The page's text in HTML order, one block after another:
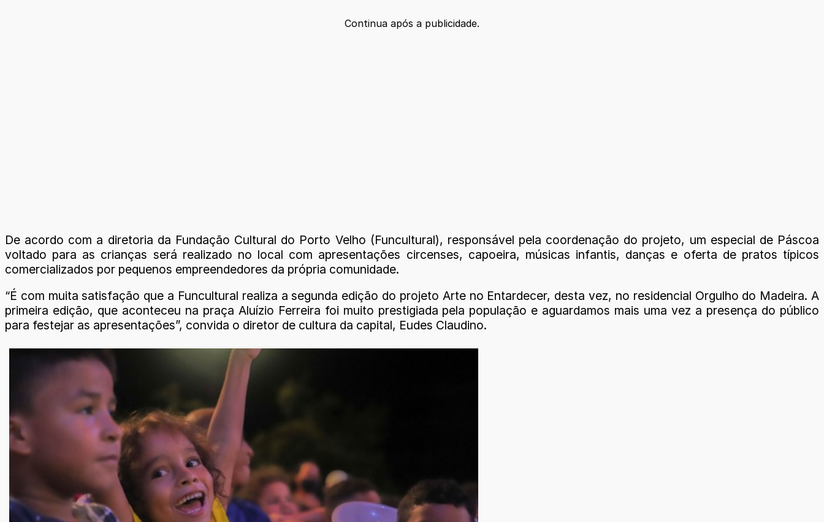
Continua após a publicidade.
De acordo com a diretoria da Fundação Cultural do Porto Velho (Funcultural), responsável pela coordenação do projeto, um especial de Páscoa
voltado para as crianças será realizado no local com apresentações circenses, capoeira, músicas infantis, danças e oferta de pratos típicos
comercializados por pequenos empreendedores da própria comunidade.
“É com muita satisfação que a Funcultural realiza a segunda edição do projeto Arte no Entardecer, desta vez, no residencial Orgulho do Madeira. A
primeira edição, que aconteceu na praça Aluízio Ferreira foi muito prestigiada pela população e aguardamos mais uma vez a presença do público
para festejar as apresentações”, convida o diretor de cultura da capital, Eudes Claudino.